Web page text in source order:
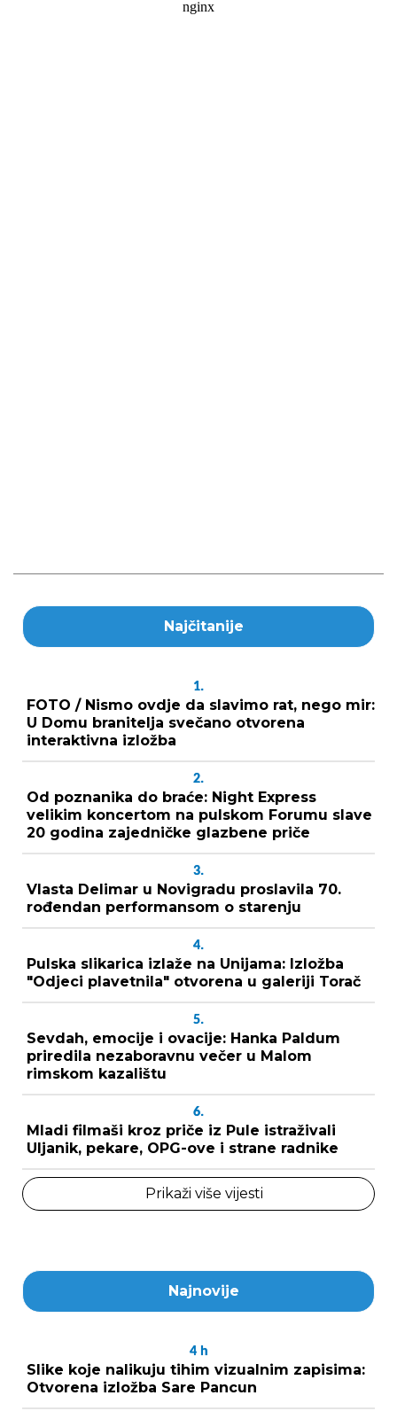
Najčitanije
1.
FOTO / Nismo ovdje da slavimo rat, nego mir:
U Domu branitelja svečano otvorena
interaktivna izložba
2.
Od poznanika do braće: Night Express
velikim koncertom na pulskom Forumu slave
20 godina zajedničke glazbene priče
3.
Vlasta Delimar u Novigradu proslavila 70.
rođendan performansom o starenju
4.
Pulska slikarica izlaže na Unijama: Izložba
"Odjeci plavetnila" otvorena u galeriji Torač
5.
Sevdah, emocije i ovacije: Hanka Paldum
priredila nezaboravnu večer u Malom
rimskom kazalištu
6.
Mladi filmaši kroz priče iz Pule istraživali
Uljanik, pekare, OPG-ove i strane radnike
Prikaži više vijesti
Najnovije
4 h
Slike koje nalikuju tihim vizualnim zapisima:
Otvorena izložba Sare Pancun